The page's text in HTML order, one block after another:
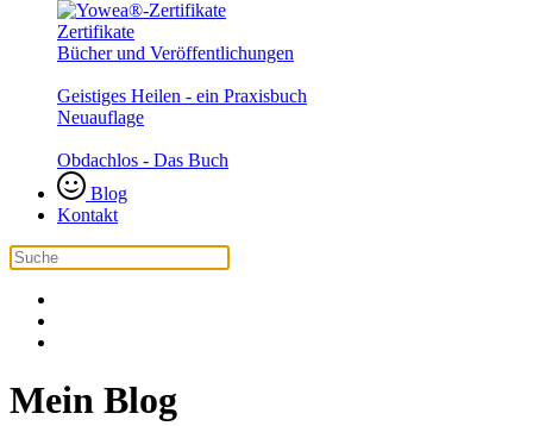
Zertifikate
Bücher und Veröffentlichungen
Geistiges Heilen - ein Praxisbuch
Neuauflage
Obdachlos - Das Buch
Blog
Kontakt
Mein Blog